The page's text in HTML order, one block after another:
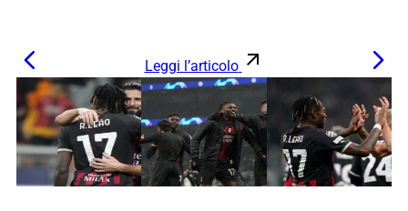
Leggi l’articolo